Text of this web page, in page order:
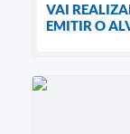
VAI
EMITIR O